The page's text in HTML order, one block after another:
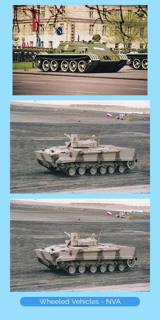
Wheeled Vehicles - NVA